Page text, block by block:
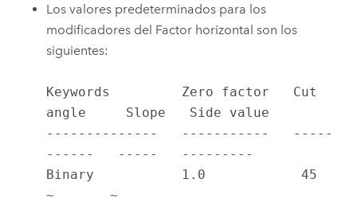
Los valores predeterminados para los
modificadores del Factor horizontal son los
siguientes:
Keywords         Zero factor   Cut
angle     Slope   Side value
--------------   -----------   -----
------   -----   ---------
Binary           1.0            45
~       ~